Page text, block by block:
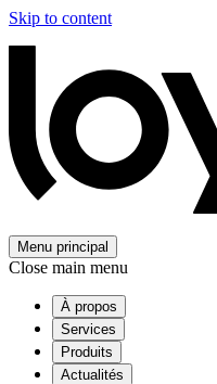
Skip to content
Menu principal
Close main menu
À propos
Services
Produits
Actualités